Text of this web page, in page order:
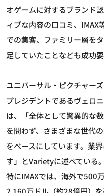
オゲームに対するブランド
ィブな内容の口コミ、IMAX
での集客、ファミリー層を
足していたことなども成功
ユニバーサル・ピクチャー
プレジデントであるヴェロ
は、「全体として驚異的な
を問わず、さまざまな世代
をベースにしています。業
す」とVarietyに述べている。
特にIMAXでは、海外で500